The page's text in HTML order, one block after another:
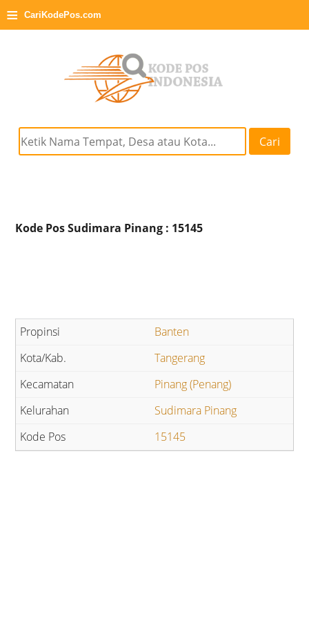
≡ CariKodePos.com
Cari
Kode Pos Sudimara Pinang : 15145
Banten
Tangerang
Pinang (Penang)
Sudimara Pinang
15145